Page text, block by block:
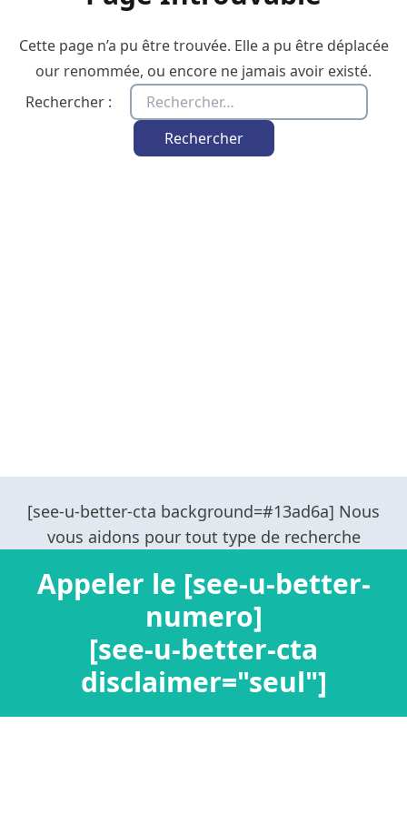
Cette page n’a pu être trouvée. Elle a pu être déplacée
our renommée, ou encore ne jamais avoir existé.
Rechercher :
Appeler le [see-u-better-
numero]
[see-u-better-cta
disclaimer="seul"]